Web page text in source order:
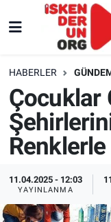
HABERLER
Çocuklar
11.04.2025 - 12:03
YAYINLANMA